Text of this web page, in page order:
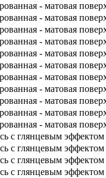
- матовая
- матовая
- матовая
- матовая
- матовая
- матовая
- матовая
- матовая
- матовая
- матовая
- матовая
с глянцевым эффектом
с глянцевым эффектом
с глянцевым эффектом
с глянцевым эффектом